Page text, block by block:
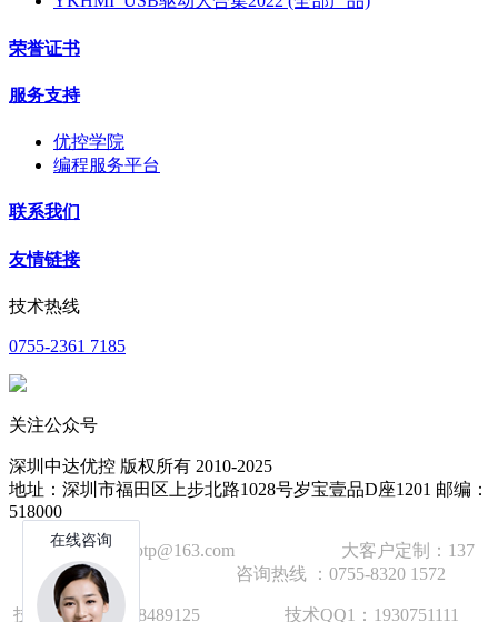
荣誉证书
服务支持
优控学院
编程服务平台
联系我们
友情链接
技术热线
0755-2361 7185
关注公众号
深圳中达优控 版权所有 2010-2025
地址：深圳市福田区上步北路1028号岁宝壹品D座1201 邮编：
518000
技术邮箱：wzbtp@163.com 大客户定制：137
1392 2586 咨询热线 ：0755-8320 1572
技术手机：18928489125 技术QQ1：1930751111